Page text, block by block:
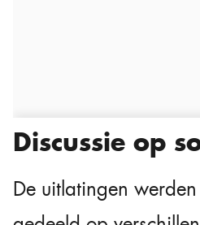
Discussie op
De uitlatingen